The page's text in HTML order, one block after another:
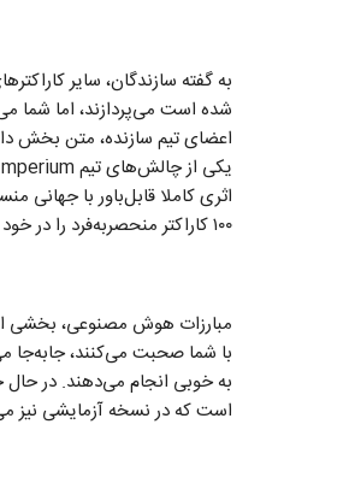
به گفته سازندگان، سایر
شده است می‌پردازند، اما شما
اثری کاملا قابل‌باور با
۱۰۰ کاراکتر منحصربه‌فرد را در خود جای داده است.
مبارزات هوش مصنوعی، بخشی
به خوبی انجام می‌دهند. در حال
است که در نسخه آزمایشی نیز